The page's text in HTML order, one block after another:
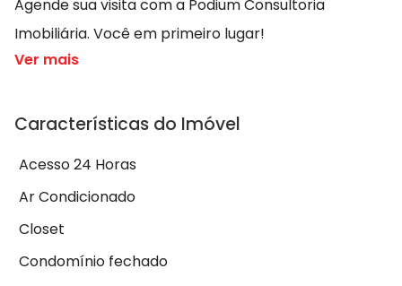
Agende sua visita com a Podium Consultoria
Imobiliária. Você em primeiro lugar!
Ver mais
Características do Imóvel
Acesso 24 Horas
Ar Condicionado
Closet
Condomínio fechado